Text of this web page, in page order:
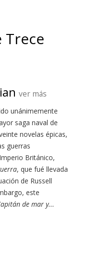
Trece
ver más
unánimemente
saga naval de
novelas épicas,
guerras
Británico,
, que fué llevada
de Russell
este
de mar y...